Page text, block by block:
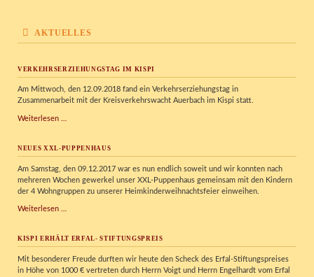
AKTUELLES
VERKEHRSERZIEHUNGSTAG IM KISPI
Am Mittwoch, den 12.09.2018 fand ein Verkehrserziehungstag in
Zusammenarbeit mit der Kreisverkehrswacht Auerbach im Kispi statt.
Weiterlesen …
NEUES XXL-PUPPENHAUS
Am Samstag, den 09.12.2017 war es nun endlich soweit und wir konnten nach
mehreren Wochen gewerkel unser XXL-Puppenhaus gemeinsam mit den Kindern
der 4 Wohngruppen zu unserer Heimkinderweihnachtsfeier einweihen.
Weiterlesen …
KISPI ERHÄLT ERFAL- STIFTUNGSPREIS
Mit besonderer Freude durften wir heute den Scheck des Erfal-Stiftungspreises
in Höhe von 1000 € vertreten durch Herrn Voigt und Herrn Engelhardt vom Erfal